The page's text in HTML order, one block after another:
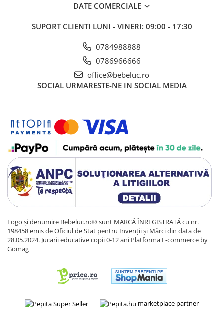
DATE COMERCIALE
SUPORT CLIENTI LUNI - VINERI: 09:00 - 17:30
0784988888
0786966666
office@bebeluc.ro
SOCIAL URMARESTE-NE IN SOCIAL MEDIA
Logo și denumire Bebeluc.ro® sunt MARCĂ ÎNREGISTRATĂ cu nr.
198458 emis de Oficiul de Stat pentru Invenții și Mărci din data de
28.05.2024. Jucarii educative copii 0-12 ani Platforma E-commerce by
Gomag
marketplace partner